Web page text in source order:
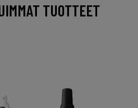
TUOTTEET